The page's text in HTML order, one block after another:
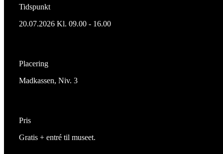
Tidspunkt
20.07.2026 Kl. 09.00 - 16.00
Placering
Madkassen, Niv. 3
Pris
Gratis + entré til museet.